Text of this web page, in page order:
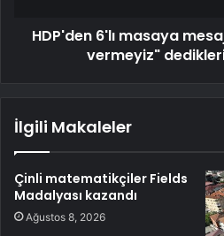
HDP'den 6'lı masaya
vermeyiz"
İlgili Makaleler
Çinli matematikçiler Fields
Madalyası kazandı
Ağustos 8, 2026